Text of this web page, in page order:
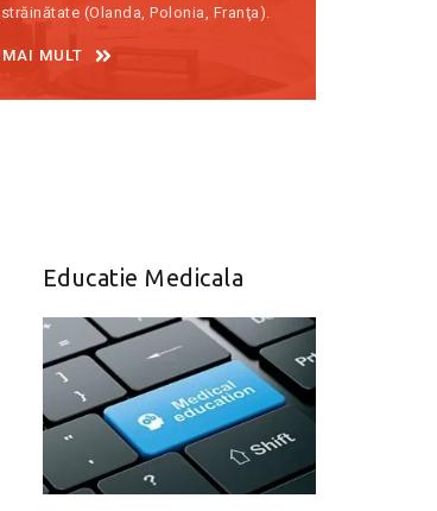
străinătate (Olanda, Polonia, Franţa).
MAI MULT
Educatie Medicala